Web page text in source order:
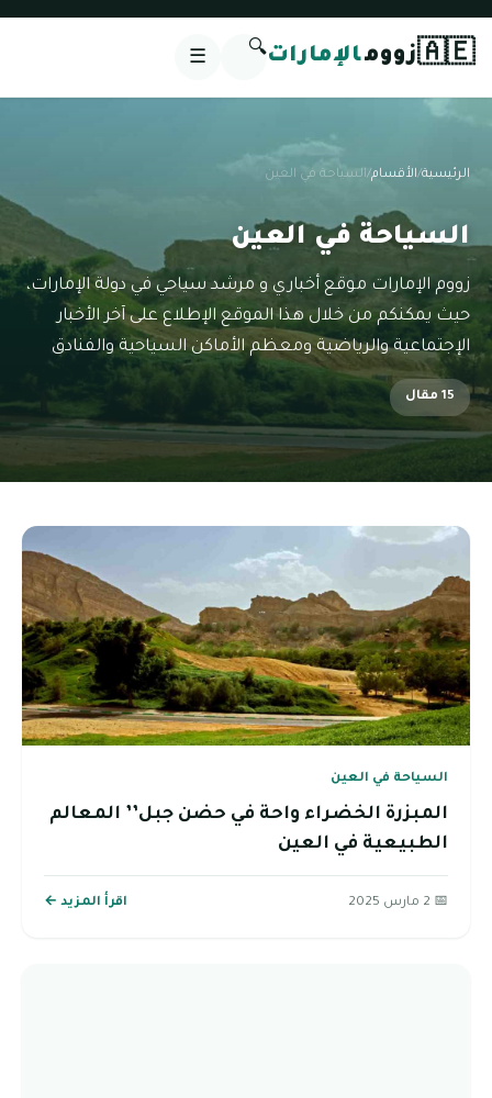
🇦🇪زوومالإمارات🔍
☰
الرئيسية/الأقسام/السياحة في العين
السياحة في العين
زووم الإمارات موقع أخباري و مرشد سياحي في دولة الإمارات،
حيث يمكنكم من خلال هذا الموقع الإطلاع على آخر الأخبار
الإجتماعية والرياضية ومعظم الأماكن السياحية والفنادق
15 مقال
السياحة في العين
المبزرة الخضراء واحة في حضن جبل’’ المعالم
الطبيعية في العين
📅 2 مارس 2025 اقرأ المزيد ←